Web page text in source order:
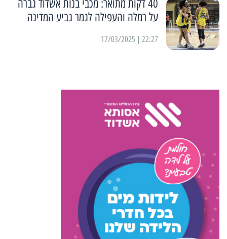
40 דקות מתואר: מכבי בנות אשדוד גברה
על רמלה והעפילה לגמר גביע המדינה
22:27 | 17/03/2025